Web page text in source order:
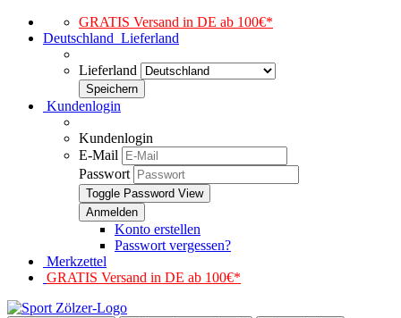
GRATIS Versand in DE ab 100€*
Deutschland Lieferland
Lieferland
Kundenlogin
Kundenlogin
E-Mail
Passwort
Toggle Password View
Konto erstellen
Passwort vergessen?
Merkzettel
GRATIS Versand in DE ab 100€*